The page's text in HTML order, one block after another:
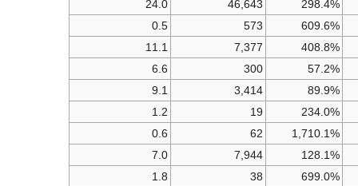
298.4%
46,643
24.0
609.6%
573
0.5
408.8%
7,377
11.1
57.2%
300
6.6
89.9%
3,414
9.1
234.0%
19
1.2
1,710.1%
62
0.6
128.1%
7,944
7.0
699.0%
38
1.8